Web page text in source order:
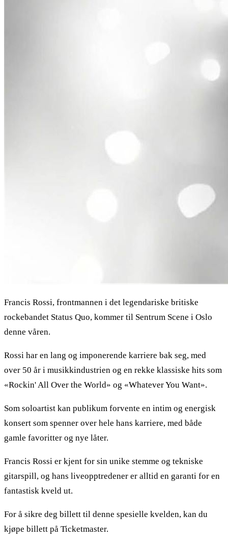
Francis Rossi, frontmannen i det legendariske britiske
rockebandet Status Quo, kommer til Sentrum Scene i Oslo
denne våren.
Rossi har en lang og imponerende karriere bak seg, med
over 50 år i musikkindustrien og en rekke klassiske hits som
«Rockin' All Over the World» og «Whatever You Want».
Som soloartist kan publikum forvente en intim og energisk
konsert som spenner over hele hans karriere, med både
gamle favoritter og nye låter.
Francis Rossi er kjent for sin unike stemme og tekniske
gitarspill, og hans liveopptredener er alltid en garanti for en
fantastisk kveld ut.
For å sikre deg billett til denne spesielle kvelden, kan du
kjøpe billett på Ticketmaster.